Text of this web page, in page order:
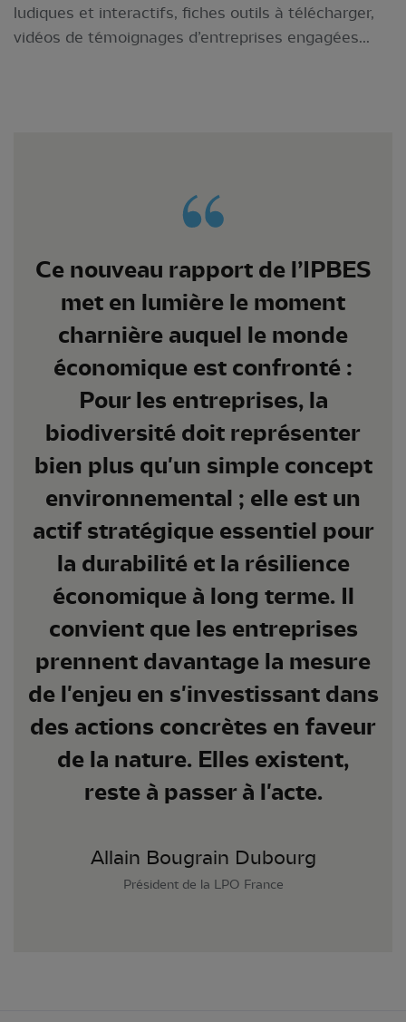
ludiques et interactifs, fiches outils à télécharger,
vidéos de témoignages d’entreprises engagées...
Ce nouveau rapport de l’IPBES
met en lumière le moment
charnière auquel le monde
économique est confronté :
Pour les entreprises, la
biodiversité doit représenter
bien plus qu'un simple concept
environnemental ; elle est un
actif stratégique essentiel pour
la durabilité et la résilience
économique à long terme. Il
convient que les entreprises
prennent davantage la mesure
de l'enjeu en s'investissant dans
des actions concrètes en faveur
de la nature. Elles existent,
reste à passer à l'acte.
Allain Bougrain Dubourg
Président de la LPO France